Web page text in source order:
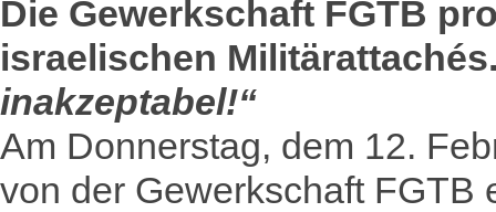
Die Gewerkschaft FGTB
israelischen
inakzeptabel!“
Am Donnerstag, dem 12.
von der Gewerkschaft FGTB